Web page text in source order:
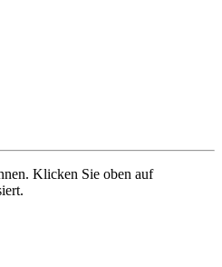
Klicken Sie oben auf